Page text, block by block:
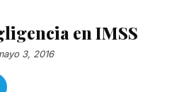
en IMSS
3, 2016